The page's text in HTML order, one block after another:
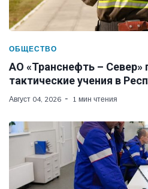
ОБЩЕСТВО
АО «Транснефть – Север»
тактические учения в
Август 04, 2026 1 мин чтения